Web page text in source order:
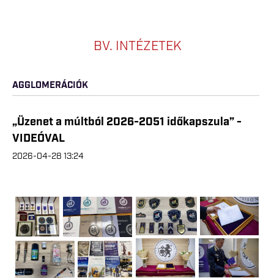
BV. INTÉZETEK
AGGLOMERÁCIÓK
„Üzenet a múltból 2026-2051 időkapszula” -
VIDEÓVAL
2026-04-28 13:24